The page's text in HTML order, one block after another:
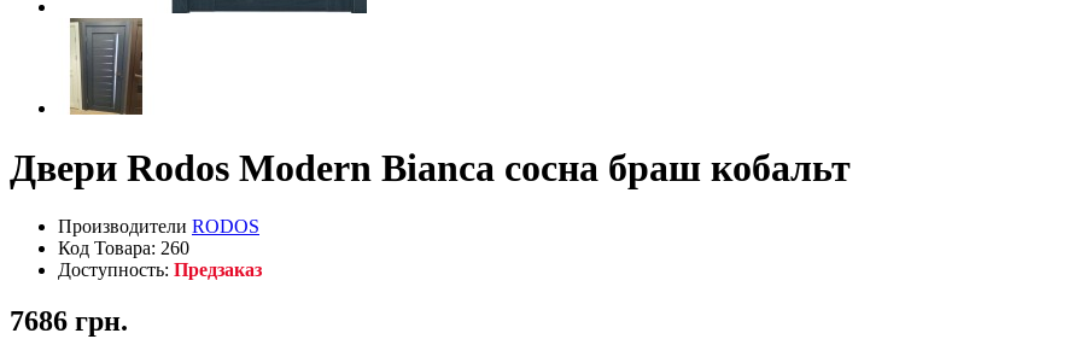
Двери Rodos Modern Bianca сосна браш кобальт
Производители RODOS
Код Товара: 260
Доступность: Предзаказ
7686 грн.